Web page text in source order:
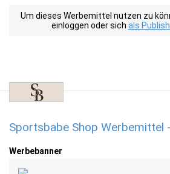
Um dieses Werbemittel nutzen zu
einloggen oder sich als
Sportsbabe Shop Werbemittel
Werbebanner